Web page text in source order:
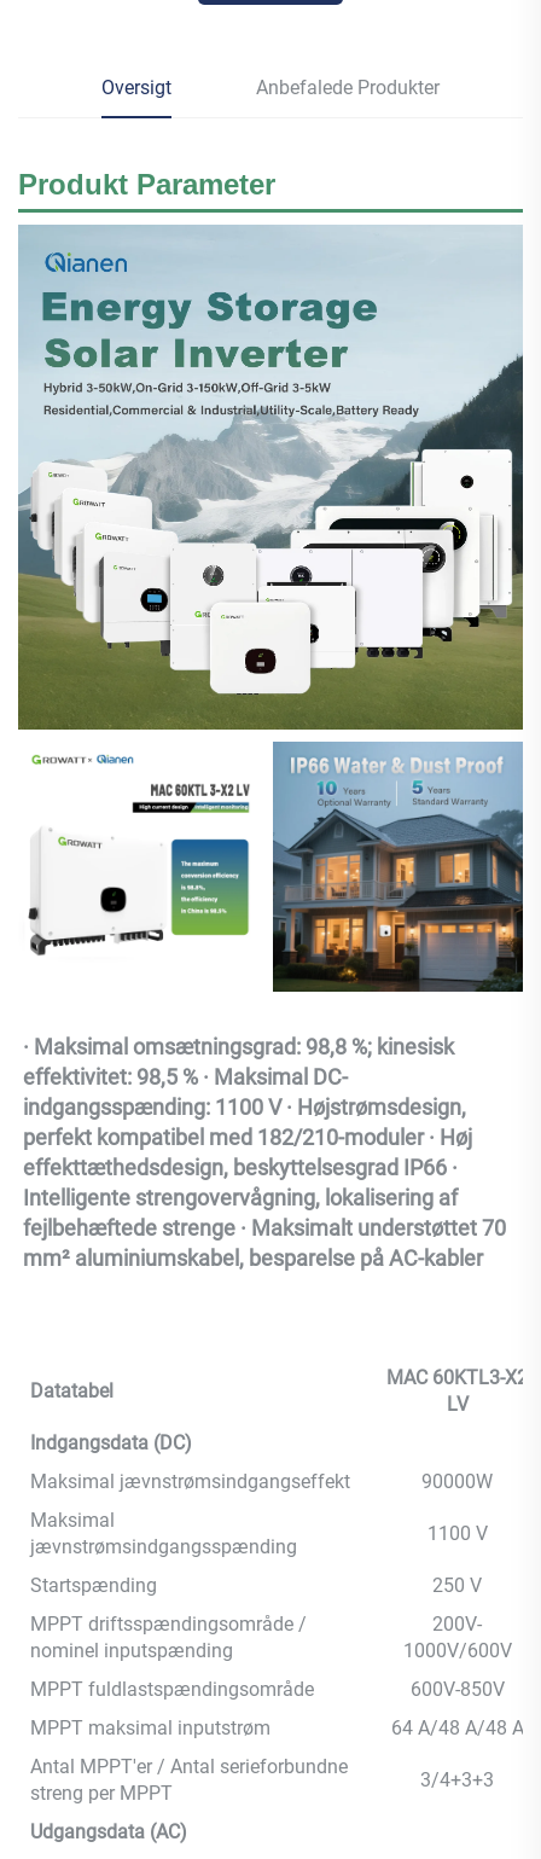
Oversigt Anbefalede Produkter
Produkt Parameter
· Maksimal omsætningsgrad: 98,8 %; kinesisk
effektivitet: 98,5 % · Maksimal DC-
indgangsspænding: 1100 V · Højstrømsdesign,
perfekt kompatibel med 182/210-moduler · Høj
effekttæthedsdesign, beskyttelsesgrad IP66 ·
Intelligente strengovervågning, lokalisering af
fejlbehæftede strenge · Maksimalt understøttet 70
mm² aluminiumskabel, besparelse på AC-kabler
Datatabel
MAC 60KTL3-X2
LV
Indgangsdata (DC)
Maksimal jævnstrømsindgangseffekt
90000W
Maksimal
jævnstrømsindgangsspænding
1100 V
Startspænding
250 V
MPPT driftsspændingsområde /
nominel inputspænding
200V-
1000V/600V
MPPT fuldlastspændingsområde
600V-850V
MPPT maksimal inputstrøm
64 A/48 A/48 A
Antal MPPT'er / Antal serieforbundne
streng per MPPT
3/4+3+3
Udgangsdata (AC)